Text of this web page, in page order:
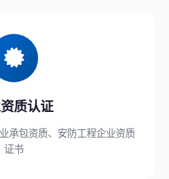
质认证
承包资质、安防工程企业资质
证书